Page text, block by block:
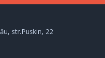
str.Puskin, 22